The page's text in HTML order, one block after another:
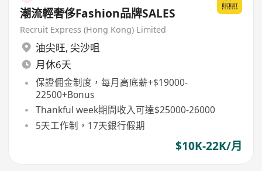
潮流輕奢侈Fashion品牌SALES
Recruit Express (Hong Kong) Limited
油尖旺, 尖沙咀
月休6天
保證佣金制度，每月高底薪+$19000-
22500+Bonus
Thankful week期間收入可達$25000-26000
5天工作制，17天銀行假期
$10K-22K/月